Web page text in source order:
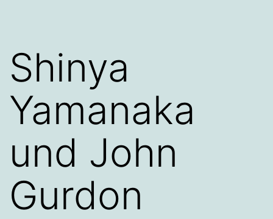
Shinya
Yamanaka
und John
Gurdon